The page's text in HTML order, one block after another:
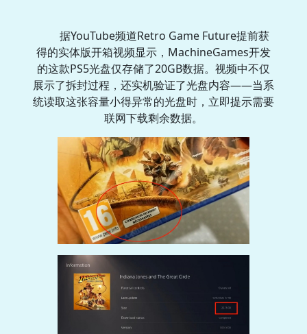
据YouTube频道Retro Game Future提前获
得的实体版开箱视频显示，MachineGames开发
的这款PS5光盘仅存储了20GB数据。视频中不仅
展示了拆封过程，还实机验证了光盘内容——当系
统读取这张容量小得异常的光盘时，立即提示需要
联网下载剩余数据。